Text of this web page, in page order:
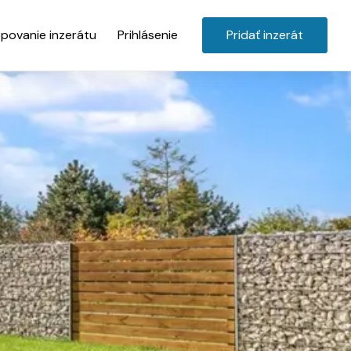
inzerátu Prihlásenie Pridať inzerát